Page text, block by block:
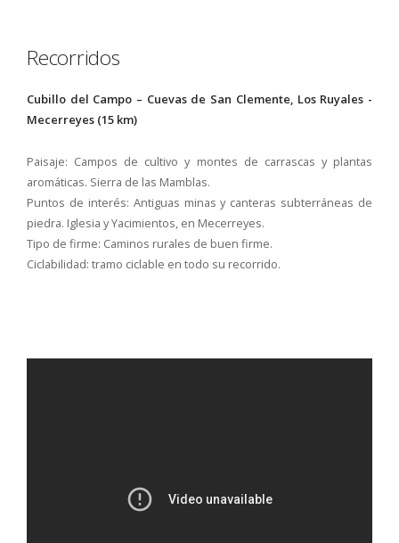
Recorridos
Cubillo del Campo – Cuevas de San Clemente, Los Ruyales -
Mecerreyes (15 km)
Paisaje: Campos de cultivo y montes de carrascas y plantas
aromáticas. Sierra de las Mamblas.
Puntos de interés: Antiguas minas y canteras subterráneas de
piedra. Iglesia y Yacimientos, en Mecerreyes.
Tipo de firme: Caminos rurales de buen firme.
Ciclabilidad: tramo ciclable en todo su recorrido.